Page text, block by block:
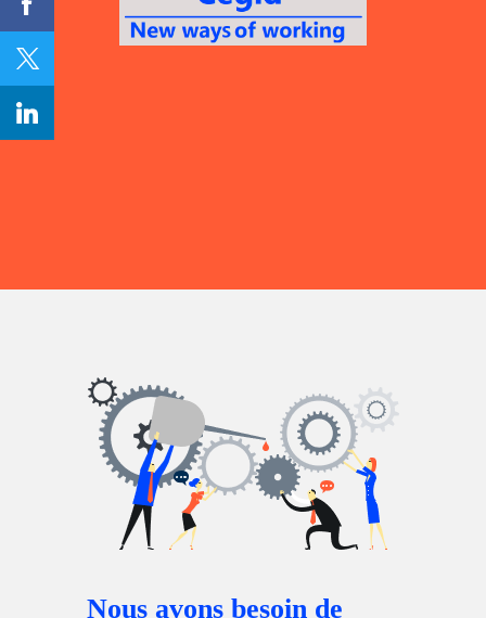
Nous avons besoin de